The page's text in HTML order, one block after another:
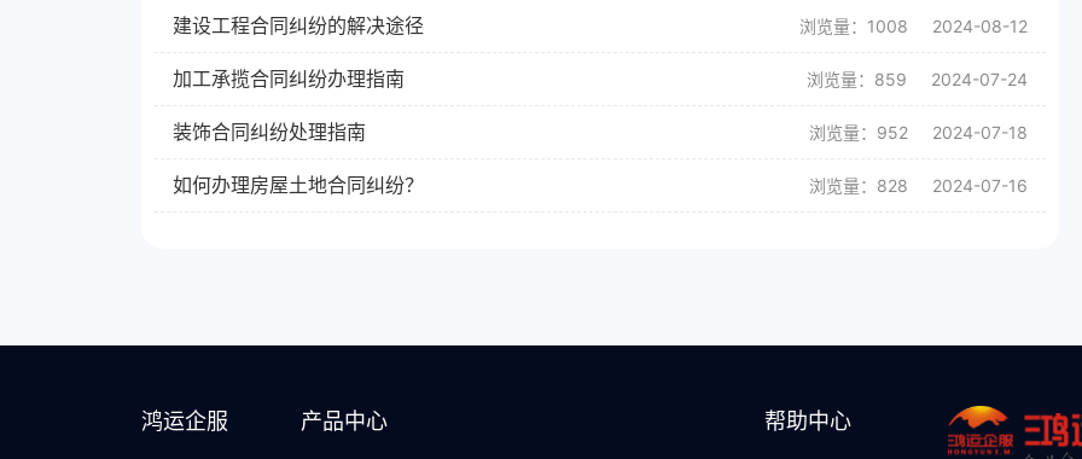
建设工程合同纠纷的解决途径 浏览量：1008 2024-08-12
加工承揽合同纠纷办理指南 浏览量：859 2024-07-24
装饰合同纠纷处理指南 浏览量：952 2024-07-18
如何办理房屋土地合同纠纷？ 浏览量：828 2024-07-16
鸿运企服 产品中心 帮助中心